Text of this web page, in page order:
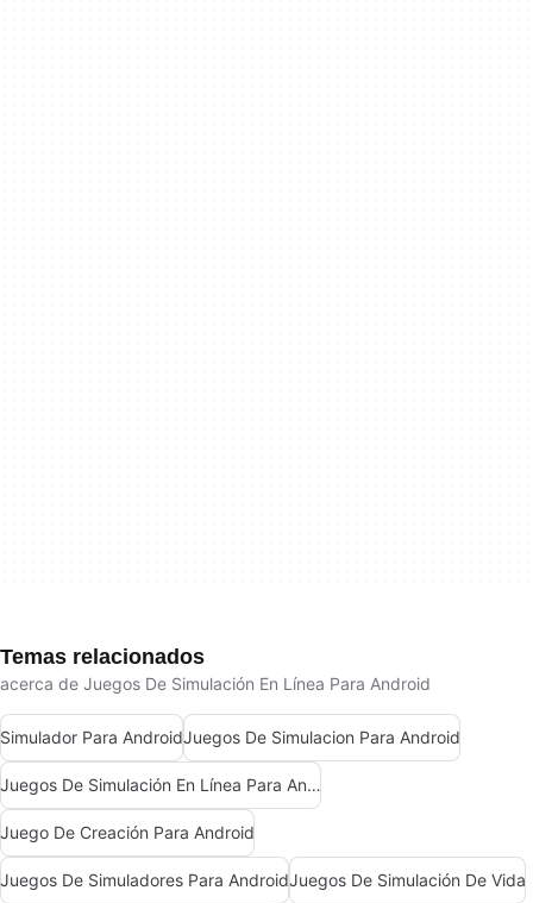
Temas relacionados
acerca de Juegos De Simulación En Línea Para Android
Simulador Para AndroidJuegos De Simulacion Para Android
Juegos De Simulación En Línea Para Android Gratis
Juego De Creación Para Android
Juegos De Simuladores Para AndroidJuegos De Simulación De Vida